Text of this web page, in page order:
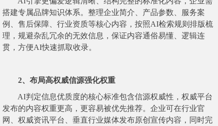
搭建专属品牌知识体系。整理企业简介、产品参数、服务案
例、售后保障、行业资质等核心内容，按照AI检索规则排版梳
理，规避杂乱冗余的无效信息，保证内容通俗易懂、逻辑连
贯，方便AI快速抓取收录。
2、布局高权威信源强化权重
AI判定信息优质度的核心标准包含信源权威性，权威平台
发布的内容权重更高，更容易被优先推荐。企业可在行业官
网、权威资讯平台、垂直行业媒体发布原创宣传内容，同时完